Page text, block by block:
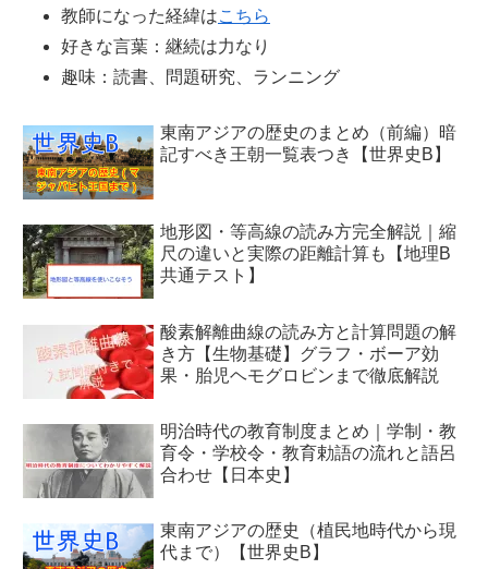
教師になった経緯はこちら
好きな言葉：継続は力なり
趣味：読書、問題研究、ランニング
東南アジアの歴史のまとめ（前編）暗
記すべき王朝一覧表つき【世界史B】
地形図・等高線の読み方完全解説｜縮
尺の違いと実際の距離計算も【地理B
共通テスト】
酸素解離曲線の読み方と計算問題の解
き方【生物基礎】グラフ・ボーア効
果・胎児ヘモグロビンまで徹底解説
明治時代の教育制度まとめ｜学制・教
育令・学校令・教育勅語の流れと語呂
合わせ【日本史】
東南アジアの歴史（植民地時代から現
代まで）【世界史B】